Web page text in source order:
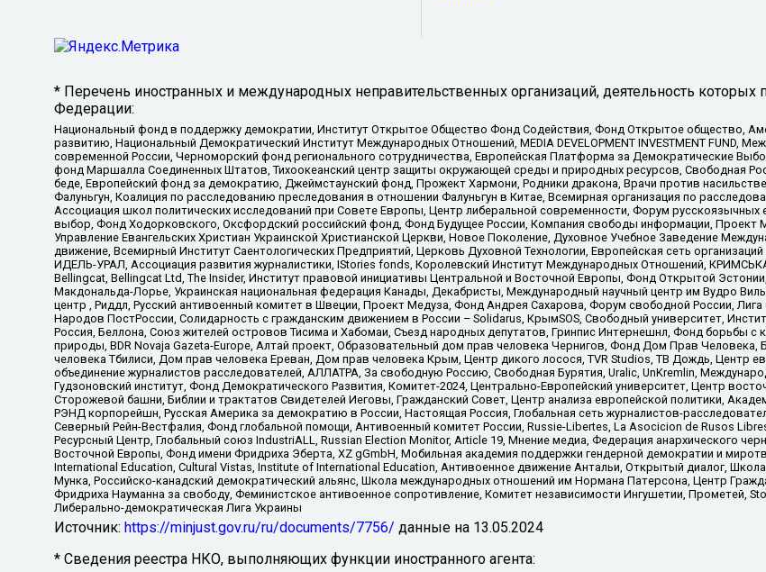
* Перечень иностранных и международных неправительственных организаций, деятельность которых
Федерации:
Национальный фонд в поддержку демократии, Институт Открытое Общество Фонд Содействия, Фонд Открытое общество,
развитию, Национальный Демократический Институт Международных Отношений, MEDIA DEVELOPMENT INVESTMENT FUND,
современной России, Черноморский фонд регионального сотрудничества, Европейская Платформа за Демократические
фонд Маршалла Соединенных Штатов, Тихоокеанский центр защиты окружающей среды и природных ресурсов, Свободная
беде, Европейский фонд за демократию, Джеймстаунский фонд, Прожект Хармони, Родники дракона, Врачи против
Фалуньгун, Коалиция по расследованию преследования в отношении Фалуньгун в Китае, Всемирная организация по
Ассоциация школ политических исследований при Совете Европы, Центр либеральной современности, Форум
выбор, Фонд Ходорковского, Оксфордский российский фонд, Фонд Будущее России, Компания свободы информации, Проект
Управление Евангельских Христиан Украинской Христианской Церкви, Новое Поколение, Духовное Учебное Заведение
движение, Всемирный Институт Саентологических Предприятий, Церковь Духовной Технологии, Европейская сеть
ИДЕЛЬ-УРАЛ, Ассоциация развития журналистики, IStories fonds, Королевский Институт Международных Отношений,
Bellingcat, Bellingcat Ltd, The Insider, Институт правовой инициативы Центральной и Восточной Европы, Фонд Открытой
Макдональда-Лорье, Украинская национальная федерация Канады, Декабристы, Международный научный центр им Вудро
центр , Риддл, Русский антивоенный комитет в Швеции, Проект Медуза, Фонд Андрея Сахарова, Форум свободной России,
Народов ПостРоссии, Солидарность с гражданским движением в России – Solidarus, КрымSOS, Свободный университет,
Россия, Беллона, Союз жителей островов Тисима и Хабомаи, Съезд народных депутатов, Гринпис Интернешнл, Фонд борьбы с
природы, BDR Novaja Gazeta-Europe, Алтай проект, Образовательный дом прав человека Чернигов, Фонд Дом Прав
человека Тбилиси, Дом прав человека Ереван, Дом прав человека Крым, Центр дикого лосося, TVR Studios, ТВ Дождь, Центр
объединение журналистов расследователей, АЛЛАТРА, За свободную Россию, Свободная Бурятия, Uralic, UnKremlin,
Гудзоновский институт, Фонд Демократического Развития, Комитет-2024, Центрально-Европейский университет, Центр
Сторожевой башни, Библии и трактатов Свидетелей Иеговы, Гражданский Совет, Центр анализа европейской политики,
РЭНД корпорейшн, Русская Америка за демократию в России, Настоящая Россия, Глобальная сеть журналистов-
Северный Рейн-Вестфалия, Фонд глобальной помощи, Антивоенный комитет России, Russie-Libertes, La Asocicion de Rusos
Ресурсный Центр, Глобальный союз IndustriALL, Russian Election Monitor, Article 19, Мнение медиа, Федерация анархического
Восточной Европы, Фонд имени Фридриха Эберта, XZ gGmbH, Мобильная академия поддержки гендерной демократии и
International Education, Cultural Vistas, Institute of International Education, Антивоенное движение Антальи, Открытый диалог,
Мунка, Российско-канадский демократический альянс, Школа международных отношений им Нормана Патерсона, Центр
Фридриха Науманна за свободу, Феминистское антивоенное сопротивление, Комитет независимости Ингушетии, Прометей,
Либерально-демократическая Лига Украины
Источник: https://minjust.gov.ru/ru/documents/7756/ данные на 13.05.2024
* Сведения реестра НКО, выполняющих функции иностранного агента: